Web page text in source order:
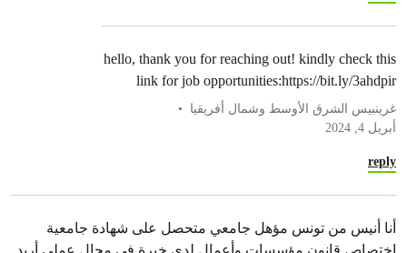
hello, thank you for reaching out! kindly check this
link for job opportunities:https://bit.ly/3ahdpir
غرينبيس الشرق الأوسط وشمال أفريقيا
أبريل 4, 2024
reply
أنا أنيس من تونس مؤهل جامعي متحصل على شهادة جامعية
إختصاص قانون مؤسسات وأعمال لدي خبرة في مجال عملي أريد